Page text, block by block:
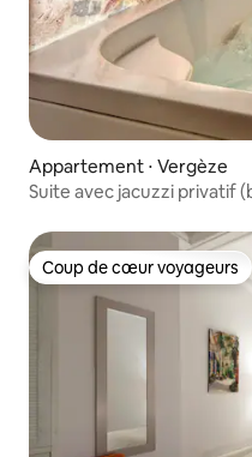
Appartement ⋅ Vergèze
Suite avec jacuzzi privatif
Coup de cœur voyageurs
Coup de cœur voyageurs